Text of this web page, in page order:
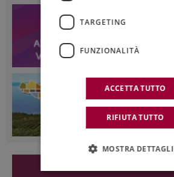
TARGETING
FUNZIONALITÀ
ACCETTA TUTTO
RIFIUTA TUTTO
MOSTRA DETTAGLI